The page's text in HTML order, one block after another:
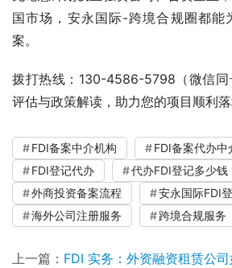
国市场，安永国际-跨境合规圈都能
案。
拨打热线：130-4586-5798（微信同
评估与政策解读，助力您的项目顺利落
FDI备案中介机构
FDI备案代办中
FDI登记代办
代办FDI登记多少钱
外商投资备案流程
安永国际FDI
海外公司注册服务
跨境合规服务
上一篇： FDI 实务：外资融资租赁公司如何通过